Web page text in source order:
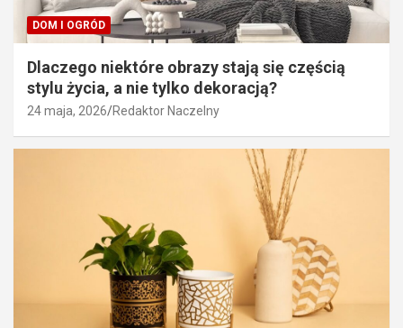
DOM I OGRÓD
Dlaczego niektóre obrazy stają się częścią
stylu życia, a nie tylko dekoracją?
24 maja, 2026 Redaktor Naczelny